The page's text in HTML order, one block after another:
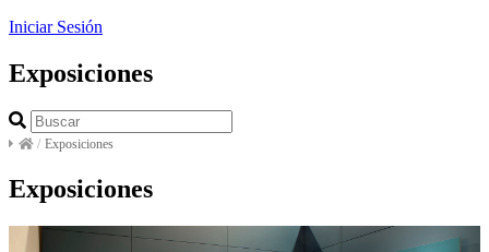
Iniciar Sesión
Exposiciones
/ Exposiciones
Exposiciones